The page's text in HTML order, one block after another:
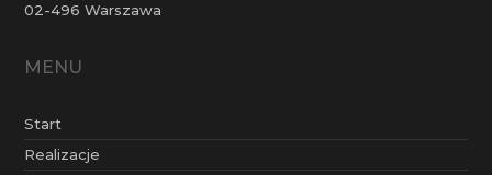
02-496 Warszawa
MENU
Start
Realizacje